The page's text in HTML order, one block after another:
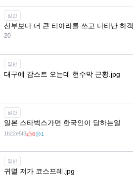
일반
신부보다 더 큰 티아라를 쓰고 나타난 하객
20
3ea14c87
일반
대구에 감스트 오는데 현수막 근황.jpg
1b22e5f3 2 0
일반
일본 스타벅스가면 한국인이 당하는일
1b22e5f3 6 1
일반
귀멸 저가 코스프레.jpg